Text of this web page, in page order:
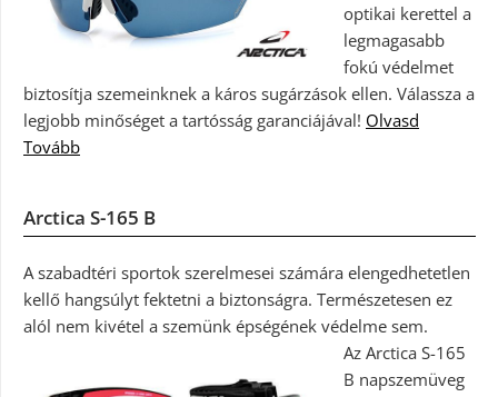
optikai kerettel a
legmagasabb
fokú védelmet
biztosítja szemeinknek a káros sugárzások ellen. Válassza a
legjobb minőséget a tartósság garanciájával! Olvasd
Tovább
Arctica S-165 B
A szabadtéri sportok szerelmesei számára elengedhetetlen
kellő hangsúlyt fektetni a biztonságra. Természetesen ez
alól nem kivétel a szemünk épségének védelme sem.
Az Arctica S-165
B napszemüveg